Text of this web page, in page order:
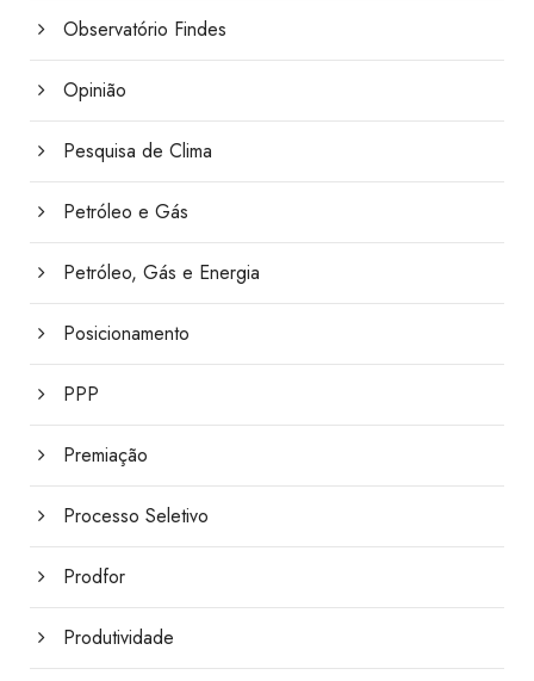
Observatório Findes
Opinião
Pesquisa de Clima
Petróleo e Gás
Petróleo, Gás e Energia
Posicionamento
PPP
Premiação
Processo Seletivo
Prodfor
Produtividade